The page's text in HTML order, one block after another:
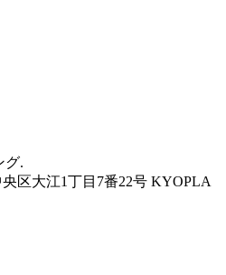
グ.
央区大江1丁目7番22号 KYOPLA